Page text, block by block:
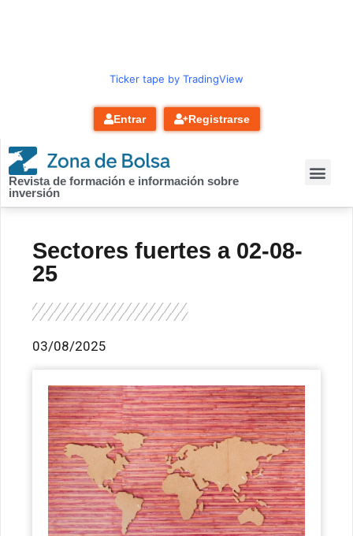
Ticker tape by TradingView
Entrar Registrarse
Revista de formación e información sobre
inversión
Sectores fuertes a 02-08-
25
03/08/2025